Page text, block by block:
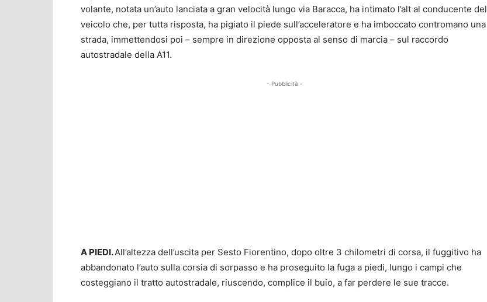
volante, notata un’auto lanciata a gran velocità lungo via Baracca, ha intimato l’alt al conducente del
veicolo che, per tutta risposta, ha pigiato il piede sull’acceleratore e ha imboccato contromano una
strada, immettendosi poi – sempre in direzione opposta al senso di marcia – sul raccordo
autostradale della A11.
- Pubblicità -
A PIEDI.All’altezza dell’uscita per Sesto Fiorentino, dopo oltre 3 chilometri di corsa, il fuggitivo ha
abbandonato l’auto sulla corsia di sorpasso e ha proseguito la fuga a piedi, lungo i campi che
costeggiano il tratto autostradale, riuscendo, complice il buio, a far perdere le sue tracce.